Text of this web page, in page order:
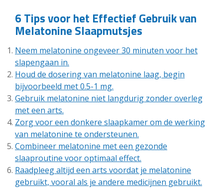
6 Tips voor het Effectief Gebruik van
Melatonine Slaapmutsjes
Neem melatonine ongeveer 30 minuten voor het
slapengaan in.
Houd de dosering van melatonine laag, begin
bijvoorbeeld met 0.5-1 mg.
Gebruik melatonine niet langdurig zonder overleg
met een arts.
Zorg voor een donkere slaapkamer om de werking
van melatonine te ondersteunen.
Combineer melatonine met een gezonde
slaaproutine voor optimaal effect.
Raadpleeg altijd een arts voordat je melatonine
gebruikt, vooral als je andere medicijnen gebruikt.